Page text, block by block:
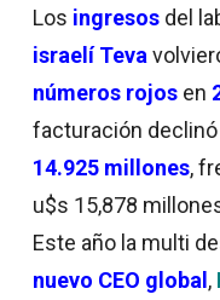
Los ingresos del
israelí Teva
números rojos en
facturación declinó
14.925 millones,
u$s 15,878
Este año la multi
nuevo CEO global,